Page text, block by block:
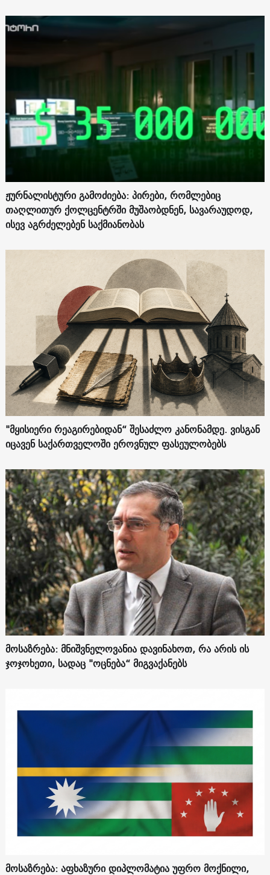
ჟურნალისტური გამოძიება: პირები, რომლებიც
თაღლითურ ქოლცენტრში მუშაობდნენ, სავარაუდოდ,
ისევ აგრძელებენ საქმიანობას
"მყისიერი რეაგირებიდან“ შესაძლო კანონამდე. ვისგან
იცავენ საქართველოში ეროვნულ ფასეულობებს
მოსაზრება: მნიშვნელოვანია დავინახოთ, რა არის ის
ჯოჯოხეთი, სადაც "ოცნება“ მიგვაქანებს
მოსაზრება: აფხაზური დიპლომატია უფრო მოქნილი,